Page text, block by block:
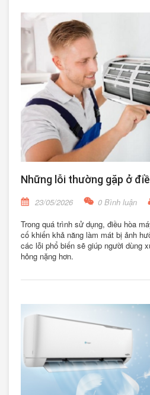
Những lỗi thường gặp ở
23/05/2026 0 Bình luận
Trong quá trình sử dụng, điều hòa
cố khiến khả năng làm mát bị ảnh
các lỗi phổ biến sẽ giúp người dùng
hỏng nặng hơn.